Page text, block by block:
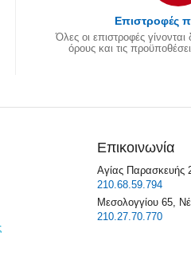
Επιστροφές
Όλες οι επιστροφές
όρους και τις
Επικοινωνία
Αγίας Παρασκευής
210.68.59.794
Μεσολογγίου 65,
210.27.70.770